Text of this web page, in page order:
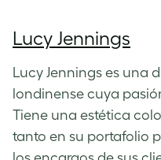
Lucy Jennings
Lucy Jennings es una
londinense cuya
Tiene una estética
tanto en su portafolio